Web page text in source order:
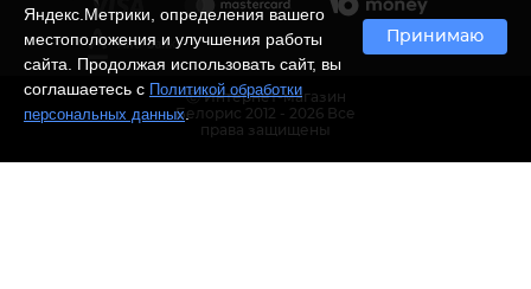
Яндекс.Метрики, определения вашего
местоположения и улучшения работы
сайта. Продолжая использовать сайт, вы
соглашаетесь с Политикой обработки
персональных данных.
Принимаю
Ⓒ Интернет-магазин
Белорис 2012 - 2026 Все
права защищены